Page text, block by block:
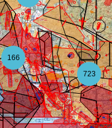
723
166